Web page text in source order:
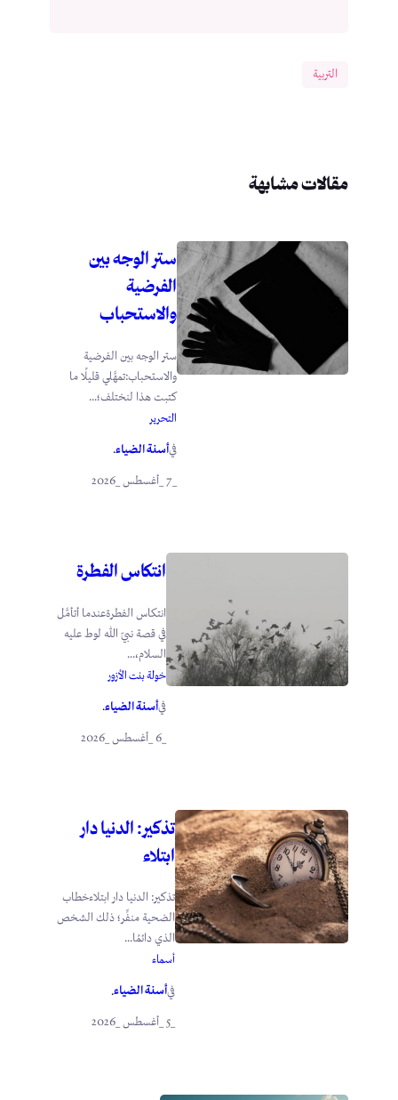
التربية
مقالات مشابهة
ستر الوجه بين
الفرضية
والاستحباب
ستر الوجه بين الفرضية
والاستحباب:تمهَّلي قليلًا ما
كتبت هذا لنختلف؛...
التحرير
فيأسنة الضياء.
انتكاس الفطرة
انتكاس الفطرةعندما أتأمَّل
في قصة نبيّ الله لوط عليه
السلام،...
خولة بنت الأزور
فيأسنة الضياء.
تذكير: الدنيا دار
ابتلاء
تذكير: الدنيا دار ابتلاءخطاب
الضحية منفِّر؛ ذلك الشخص
الذي دائمًا...
أسماء
فيأسنة الضياء.
_5 _أغسطس _2026